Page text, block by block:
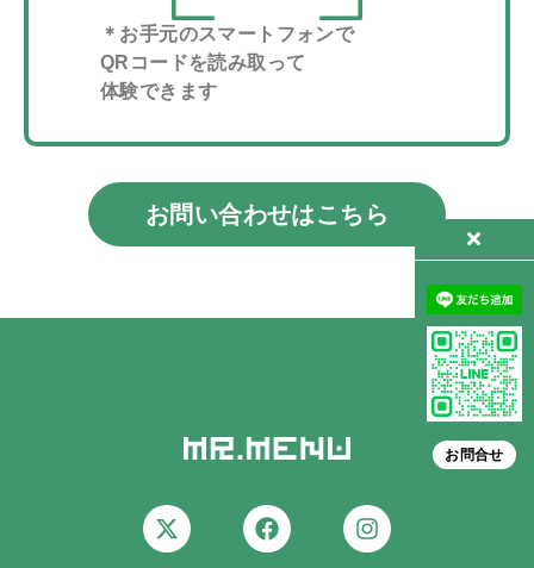
＊お手元のスマートフォンで
QRコードを読み取って
体験できます
お問い合わせはこちら
お問合せ